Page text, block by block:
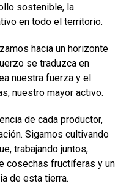
sostenible, la
en todo el territorio.
hacia un horizonte
se traduzca en
nuestra fuerza y el
nuestro mayor activo.
de cada productor,
Sigamos cultivando
trabajando juntos,
cosechas fructíferas y un
de esta tierra.